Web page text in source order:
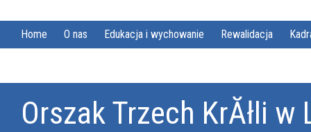
Home O nas Edukacja i wychowanie Rewalidacja
Orszak Trzech KrĂłli w